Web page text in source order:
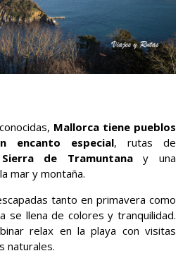
Mallorca tiene pueblos
encanto especial, rutas de
Sierra de Tramuntanay una
mar y montaña.
tanto en primavera como
se llena de colores y tranquilidad.
relax en la playa con visitas
naturales.